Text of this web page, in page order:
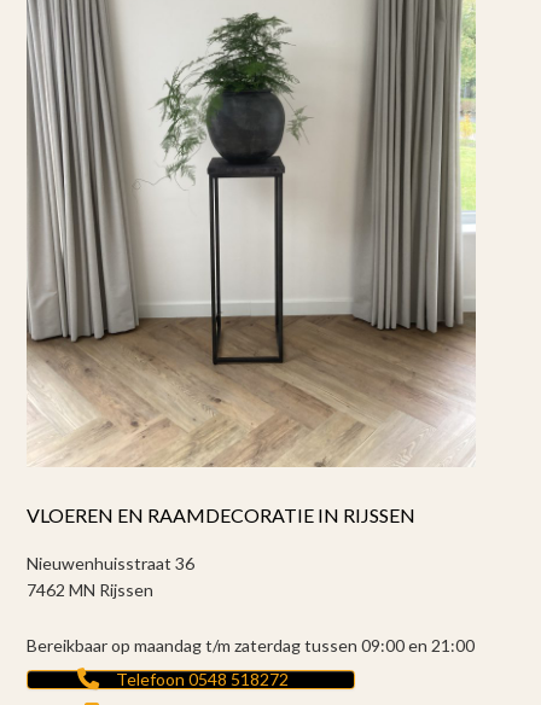
VLOEREN EN RAAMDECORATIE IN RIJSSEN
Nieuwenhuisstraat 36
7462 MN Rijssen
Bereikbaar op maandag t/m zaterdag tussen 09:00 en 21:00
Telefoon 0548 518272